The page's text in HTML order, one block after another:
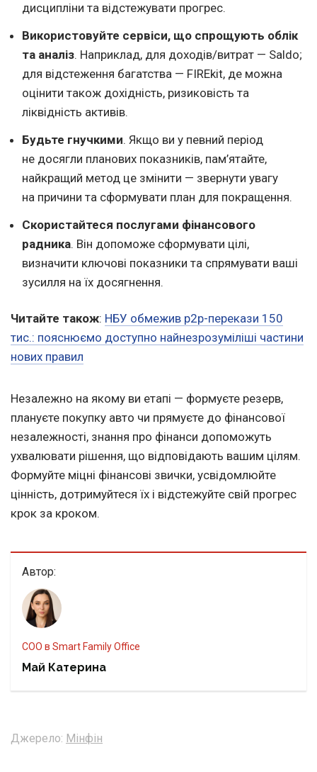
дисципліни та відстежувати прогрес.
Використовуйте сервіси, що спрощують облік
та аналіз. Наприклад, для доходів/витрат — Saldo;
для відстеження багатства — FIREkit, де можна
оцінити також дохідність, ризиковість та
ліквідність активів.
Будьте гнучкими. Якщо ви у певний період
не досягли планових показників, пам’ятайте,
найкращий метод це змінити — звернути увагу
на причини та сформувати план для покращення.
Скористайтеся послугами фінансового
радника. Він допоможе сформувати цілі,
визначити ключові показники та спрямувати ваші
зусилля на їх досягнення.
Читайте також: НБУ обмежив p2p-перекази 150
тис.: пояснюємо доступно найнезрозуміліші частини
нових правил
Незалежно на якому ви етапі — формуєте резерв,
плануєте покупку авто чи прямуєте до фінансової
незалежності, знання про фінанси допоможуть
ухвалювати рішення, що відповідають вашим цілям.
Формуйте міцні фінансові звички, усвідомлюйте
цінність, дотримуйтеся їх і відстежуйте свій прогрес
крок за кроком.
Автор:
COO в Smart Family Office
Май Катерина
Джерело: Мінфін